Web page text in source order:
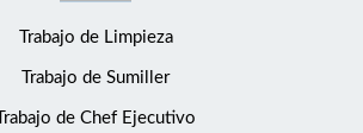
Trabajo de Limpieza
Trabajo de Sumiller
Trabajo de Chef Ejecutivo